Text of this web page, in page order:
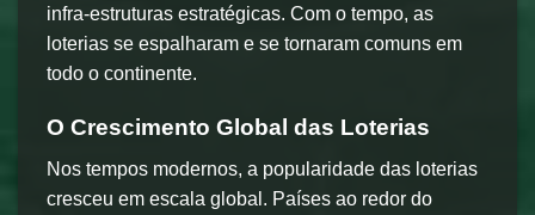
infra-estruturas estratégicas. Com o tempo, as
loterias se espalharam e se tornaram comuns em
todo o continente.
O Crescimento Global das Loterias
Nos tempos modernos, a popularidade das loterias
cresceu em escala global. Países ao redor do